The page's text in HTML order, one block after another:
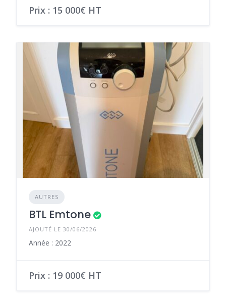
Prix : 15 000€ HT
AUTRES
BTL Emtone
AJOUTÉ LE 30/06/2026
Année : 2022
Prix : 19 000€ HT